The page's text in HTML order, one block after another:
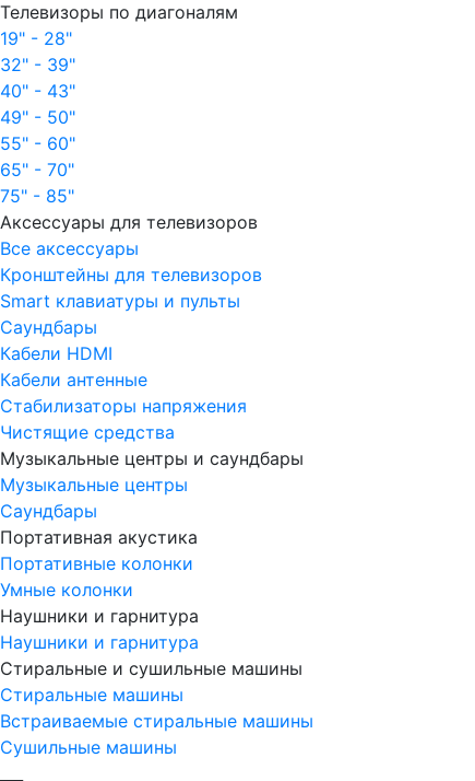
Телевизоры по диагоналям
19" - 28"
32" - 39"
40" - 43"
49" - 50"
55" - 60"
65" - 70"
75" - 85"
Аксессуары для телевизоров
Все аксессуары
Кронштейны для телевизоров
Smart клавиатуры и пульты
Саундбары
Кабели HDMI
Кабели антенные
Стабилизаторы напряжения
Чистящие средства
Музыкальные центры и саундбары
Музыкальные центры
Саундбары
Портативная акустика
Портативные колонки
Умные колонки
Наушники и гарнитура
Наушники и гарнитура
Стиральные и сушильные машины
Стиральные машины
Встраиваемые стиральные машины
Сушильные машины